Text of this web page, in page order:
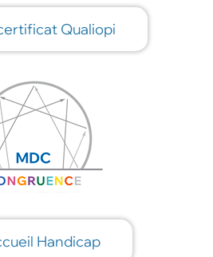
Qualiopi
Handicap